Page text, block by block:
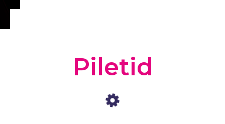
Piletid